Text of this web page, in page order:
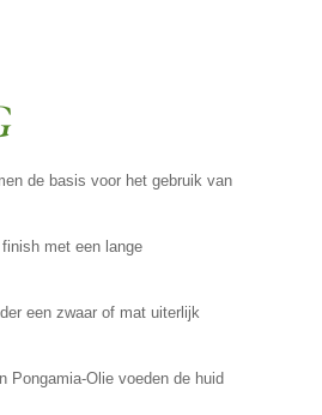
de basis voor het gebruik van
met een lange
een zwaar of mat uiterlijk
Pongamia-Olie voeden de huid